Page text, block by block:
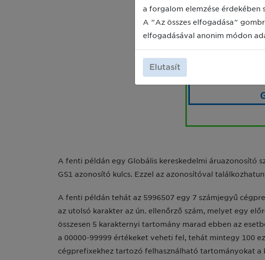
A fenti példán egy Globális kereskedelmi áruazonosító
GS1 azonosító kulcs. Ezzel az azonosítóval
A fenti példán tehát az 5996507 egy 7 számjegyű
az utolsó karakter az ún. ellenőrző szám, melyet egy
összesen 5 karakternyi tartomány marad ebben az
a 00000-99999 értékeket veheti fel, tehát mintegy 100
cégprefixekhez tartozó felhasználható tartományokat a
a forgalom elemzése érdekében
A "Az összes elfogadása"
elfogadásával anonim módon
Elutasít